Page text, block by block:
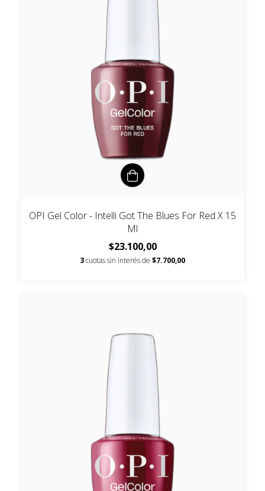
OPI Gel Color - Intelli Got The Blues For Red X 15
Ml
$23.100,00
3cuotas sin interés de $7.700,00